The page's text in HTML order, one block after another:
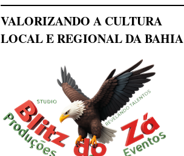
VALORIZANDO A CULTURA
LOCAL E REGIONAL DA BAHIA